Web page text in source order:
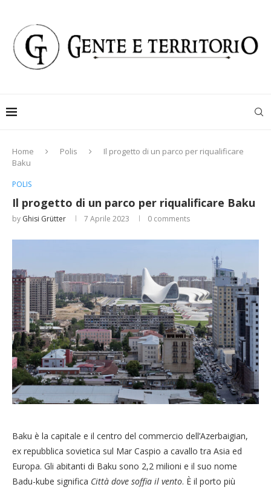
Home Polis
Il progetto di un parco per riqualificare
Baku
POLIS
Il progetto di un parco per riqualificare Baku
by Ghisi Grütter 7 Aprile 2023 0 comments
Baku è la capitale e il centro del commercio dell’Azerbaigian,
ex repubblica sovietica sul Mar Caspio a cavallo tra Asia ed
Europa. Gli abitanti di Baku sono 2,2 milioni e il suo nome
Badu-kube significa Città dove soffia il vento. È il porto più